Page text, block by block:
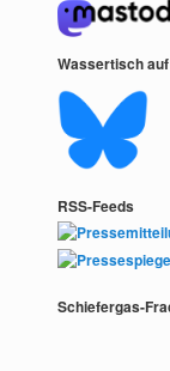
Wassertisch
RSS-Feeds
Schiefergas-